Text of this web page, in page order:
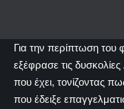
Για την περίπτωση
εξέφρασε τις
που έχει, τονίζοντας
που έδειξε